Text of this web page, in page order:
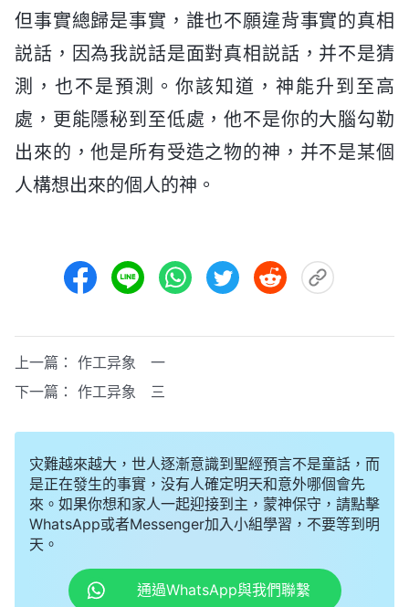
但事實總歸是事實，誰也不願違背事實的真相
説話，因為我説話是面對真相説話，并不是猜
測，也不是預測。你該知道，神能升到至高
處，更能隱秘到至低處，他不是你的大腦勾勒
出來的，他是所有受造之物的神，并不是某個
人構想出來的個人的神。
上一篇： 作工异象 一
下一篇： 作工异象 三
灾難越來越大，世人逐漸意識到聖經預言不是童話，而
是正在發生的事實，没有人確定明天和意外哪個會先
來。如果你想和家人一起迎接到主，蒙神保守，請點擊
WhatsApp或者Messenger加入小組學習，不要等到明
天。
通過WhatsApp與我們聯繫